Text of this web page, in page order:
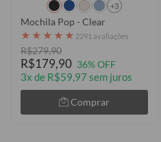
+3
Mochila Pop - Clear
★ ★ ★ ★ ★ 2291 avaliações
R$279,90
R$179,90 36% OFF
3x de R$59,97 sem juros
Comprar